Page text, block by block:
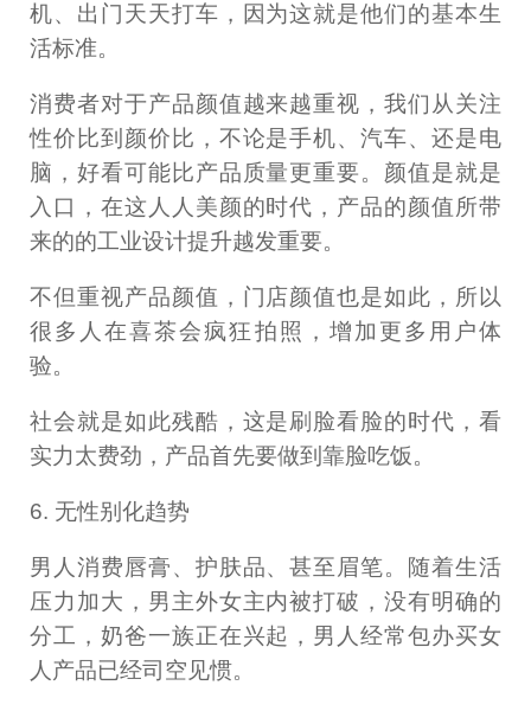
机、出门天天打车，因为这就是他们的基本生
活标准。
消费者对于产品颜值越来越重视，我们从关注
性价比到颜价比，不论是手机、汽车、还是电
脑，好看可能比产品质量更重要。颜值是就是
入口，在这人人美颜的时代，产品的颜值所带
来的的工业设计提升越发重要。
不但重视产品颜值，门店颜值也是如此，所以
很多人在喜茶会疯狂拍照，增加更多用户体
验。
社会就是如此残酷，这是刷脸看脸的时代，看
实力太费劲，产品首先要做到靠脸吃饭。
6. 无性别化趋势
男人消费唇膏、护肤品、甚至眉笔。随着生活
压力加大，男主外女主内被打破，没有明确的
分工，奶爸一族正在兴起，男人经常包办买女
人产品已经司空见惯。